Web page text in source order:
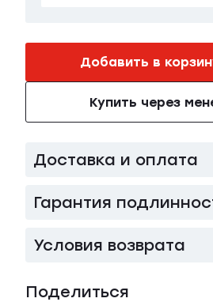
Добавить в
Купить через
Доставка и оплата
Гарантия
Условия возврата
Поделиться